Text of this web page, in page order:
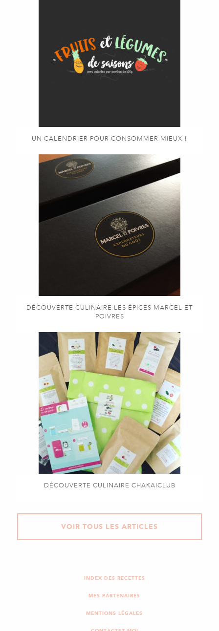
UN CALENDRIER POUR CONSOMMER MIEUX !
DÉCOUVERTE CULINAIRE LES ÉPICES MARCEL ET
POIVRES
DÉCOUVERTE CULINAIRE CHAKAICLUB
VOIR TOUS LES ARTICLES
INDEX DES RECETTES
MES PARTENAIRES
MENTIONS LÉGALES